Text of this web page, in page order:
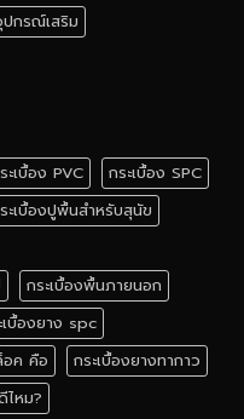
กรณ์เสริม
ะเบื้อง PVC
กระเบื้อง SPC
ะเบื้องปูพื้นสำหรับสุนัข
กระเบื้องพื้นภายนอก
เบื้องยาง spc
อค คือ
กระเบื้องยางทากาว
ไหม?